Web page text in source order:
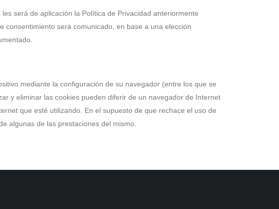
será de aplicación la Política de Privacidad anteriormente
consentimiento será comunicado, en base a una elección
mediante la configuración de su navegador (entre los que se
y eliminar las cookies pueden diferir de un navegador de Internet
que esté utilizando. En el supuesto de que rechace el uso de
algunas de las prestaciones del mismo.